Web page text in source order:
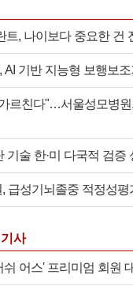
트, 나이보다 중요한 건
AI 기반 지능형 보행보
르친다"…서울성모병원
기술 한·미 다국적 검증
급성기뇌졸중 적정성평
사
쉬 어스' 프리미엄 회원